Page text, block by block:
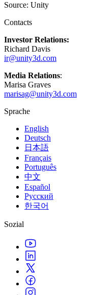
Source: Unity
Contacts
Investor Relations:
Richard Davis
ir@unity3d.com
Media Relations:
Marisa Graves
marisag@unity3d.com
Sprache
English
Deutsch
日本語
Français
Português
中文
Español
Русский
한국어
Sozial